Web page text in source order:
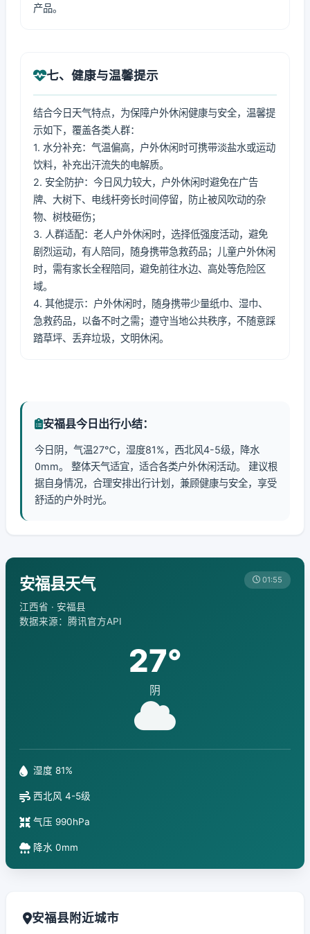
产品。
七、健康与温馨提示
结合今日天气特点，为保障户外休闲健康与安全，温馨提
示如下，覆盖各类人群：
1. 水分补充：气温偏高，户外休闲时可携带淡盐水或运动
饮料，补充出汗流失的电解质。
2. 安全防护：今日风力较大，户外休闲时避免在广告
牌、大树下、电线杆旁长时间停留，防止被风吹动的杂
物、树枝砸伤；
3. 人群适配：老人户外休闲时，选择低强度活动，避免
剧烈运动，有人陪同，随身携带急救药品；儿童户外休闲
时，需有家长全程陪同，避免前往水边、高处等危险区
域。
4. 其他提示：户外休闲时，随身携带少量纸巾、湿巾、
急救药品，以备不时之需；遵守当地公共秩序，不随意踩
踏草坪、丢弃垃圾，文明休闲。
安福县今日出行小结：
今日阴，气温27℃，湿度81%，西北风4-5级，降水
0mm。 整体天气适宜，适合各类户外休闲活动。 建议根
据自身情况，合理安排出行计划，兼顾健康与安全，享受
舒适的户外时光。
安福县天气
江西省 · 安福县
数据来源：腾讯官方API
01:55
27°
阴
湿度 81%
西北风 4-5级
气压 990hPa
降水 0mm
安福县附近城市